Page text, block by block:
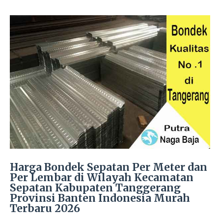
Harga Bondek Sepatan Per Meter dan
Per Lembar di Wilayah Kecamatan
Sepatan Kabupaten Tanggerang
Provinsi Banten Indonesia Murah
Terbaru 2026